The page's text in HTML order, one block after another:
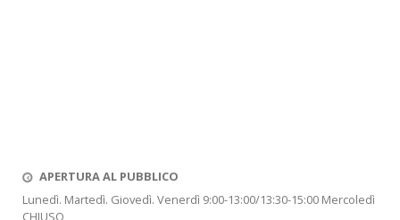
APERTURA AL PUBBLICO
Lunedì. Martedì. Giovedì. Venerdì 9:00-13:00/13:30-15:00 Mercoledì
CHIUSO